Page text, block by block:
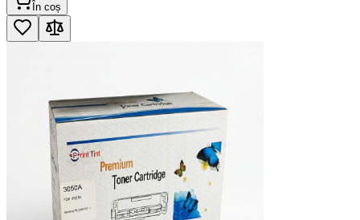
În coș